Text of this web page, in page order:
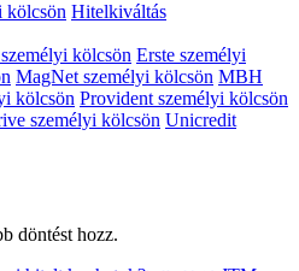
kölcsön Hitelkiváltás
kölcsön Erste személyi
MagNet személyi kölcsön MBH
kölcsön Provident személyi kölcsön
személyi kölcsön Unicredit
döntést hozz.